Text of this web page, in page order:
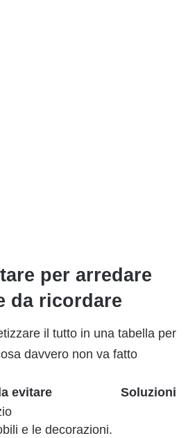
per arredare
da ricordare
il tutto in una tabella per
davvero non va fatto
evitare
Soluzioni
e le decorazioni.